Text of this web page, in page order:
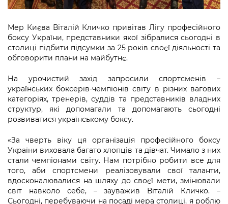
Підприємства, установи, організації
Kyiv International Relations
Річні звіти
Безбар'єрність
Київська міська військова адміністрація
Безбар'єрність
Портал послуг
Міський застосунок Київ Цифровий
Важливе під час воєнного стану
Уряд» – місцевий рівень»
Важливе під час воєнного стану
Про відкриті дані
Портал даних Києва
Публічні дашборди
Мер Києва Віталій Кличко привітав Лігу професійного
боксу України, представники якої зібралися сьогодні в
столиці підбити підсумки за 25 років своєї діяльності та
обговорити плани на майбутнє.
На урочистий захід запросили спортсменів –
українських боксерів-чемпіонів світу в різних вагових
категоріях, тренерів, суддів та представників владних
структур, які допомагали та допомагають сьогодні
розвиватися українському боксу.
«За чверть віку ця організація професійного боксу
України виховала багато хлопців та дівчат. Чимало з них
стали чемпіонами світу. Нам потрібно робити все для
того, аби спортсмени реалізовували свої таланти,
вдосконалювалися на шляху до своєї мети, змінювали
світ навколо себе, – зауважив Віталій Кличко. –
Сьогодні, перебуваючи на посаді мера столиці, я роблю